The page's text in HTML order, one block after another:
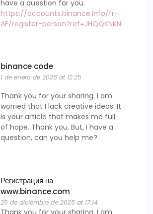
have a question for you.
https://accounts.binance.info/fr-
AF/register-person?ref=JHQQKNKN
binance code
1 de enero de 2026 at 12:25
Thank you for your sharing. I am
worried that I lack creative ideas. It
is your article that makes me full
of hope. Thank you. But, I have a
question, can you help me?
Регистрация на
www.binance.com
25 de diciembre de 2025 at 17:14
Thank you for your sharing. I am